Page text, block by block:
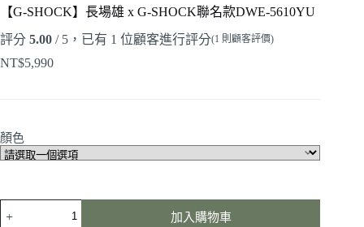
【G-SHOCK】長場雄 x G-SHOCK聯名款DWE-5610YU
評分 5.00 / 5，已有 1 位顧客進行評分(1 則顧客評價)
NT$5,990
顏色
加入購物車